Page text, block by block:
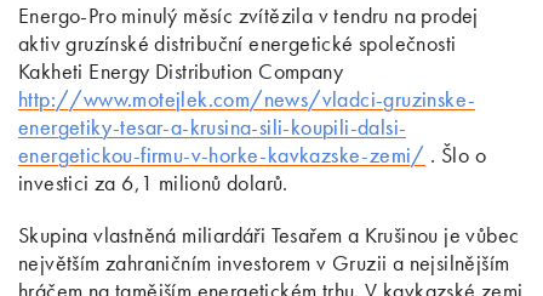
Energo-Pro minulý měsíc zvítězila v tendru na prodej
aktiv gruzínské distribuční energetické společnosti
Kakheti Energy Distribution Company
http://www.motejlek.com/news/vladci-gruzinske-
energetiky-tesar-a-krusina-sili-koupili-dalsi-
energetickou-firmu-v-horke-kavkazske-zemi/ . Šlo o
investici za 6,1 milionů dolarů.
Skupina vlastněná miliardáři Tesařem a Krušinou je vůbec
největším zahraničním investorem v Gruzii a nejsilnějším